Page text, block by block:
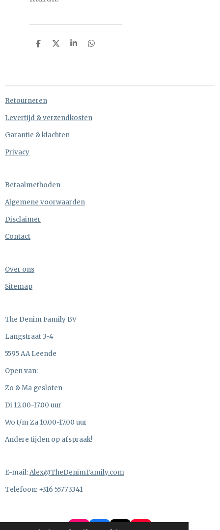
D
D
S
D
Retourneren
Levertijd & verzendkosten
Garantie & klachten
Privacy
Betaalmethoden
Algemene voorwaarden
Disclaimer
Contact
Over ons
Sitemap
The Denim Family BV
Langstraat 3-4
5595 AA Leende
Open van:
Zo & Ma gesloten
Di 12.00-17.00 uur
Wo t/m Za 10.00-17.00 uur
Andere tijden op afspraak!
E-mail:Alex@TheDenimFamily.com
Telefoon: +316 55773341